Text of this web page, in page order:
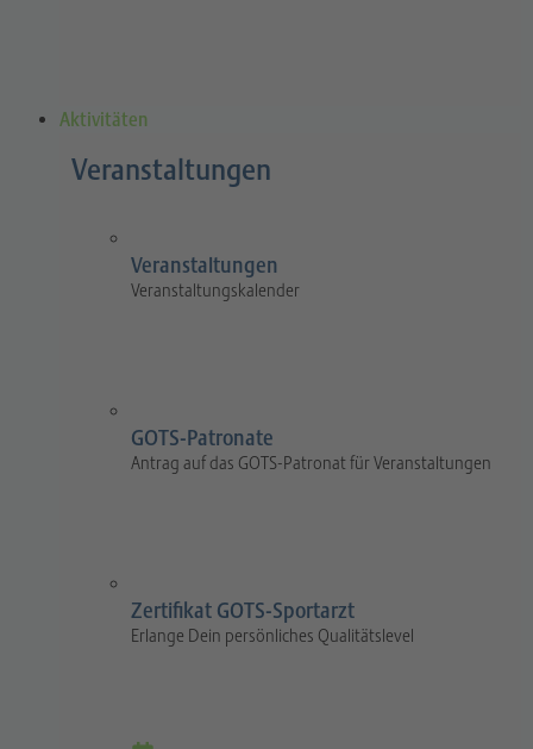
Aktivitäten
Veranstaltungen
Veranstaltungen
Veranstaltungskalender
GOTS-Patronate
Antrag auf das GOTS-Patronat für Veranstaltungen
Zertifikat GOTS-Sportarzt
Erlange Dein persönliches Qualitätslevel